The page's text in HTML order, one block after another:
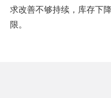
求改善不够持续，库存下
限。